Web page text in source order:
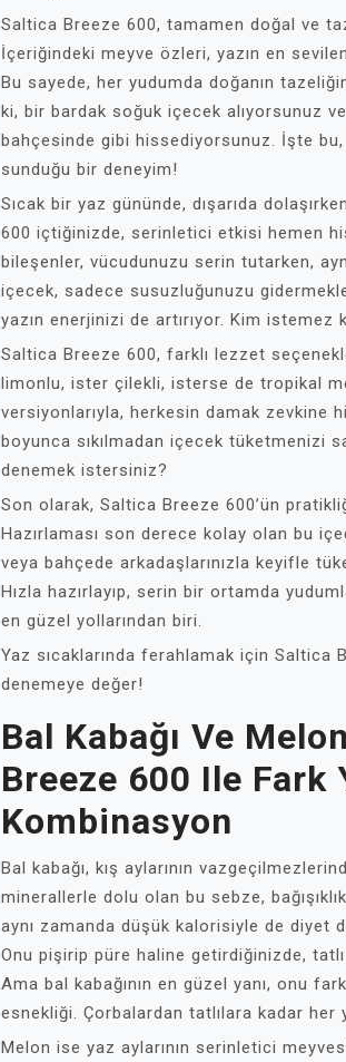
Saltica Breeze 600, tamamen doğal ve
İçeriğindeki meyve özleri, yazın en
Bu sayede, her yudumda doğanın
ki, bir bardak soğuk içecek alıyorsunuz
bahçesinde gibi hissediyorsunuz. İşte bu,
sunduğu bir deneyim!
Sıcak bir yaz gününde, dışarıda
600 içtiğinizde, serinletici etkisi hemen
bileşenler, vücudunuzu serin tutarken,
içecek, sadece susuzluğunuzu
yazın enerjinizi de artırıyor. Kim
Saltica Breeze 600, farklı lezzet
limonlu, ister çilekli, isterse de tropikal
versiyonlarıyla, herkesin damak zevkine
boyunca sıkılmadan içecek tüketmenizi
denemek istersiniz?
Son olarak, Saltica Breeze 600’ün
Hazırlaması son derece kolay olan bu
veya bahçede arkadaşlarınızla keyifle
Hızla hazırlayıp, serin bir ortamda
en güzel yollarından biri.
Yaz sıcaklarında ferahlamak için Saltica
denemeye değer!
Bal Kabağı Ve
Breeze 600 Ile Fark
Kombinasyon
Bal kabağı, kış aylarının
minerallerle dolu olan bu sebze,
aynı zamanda düşük kalorisiyle de diyet
Onu pişirip püre haline getirdiğinizde,
Ama bal kabağının en güzel yanı, onu
esnekliği. Çorbalardan tatlılara kadar her
Melon ise yaz aylarının serinletici